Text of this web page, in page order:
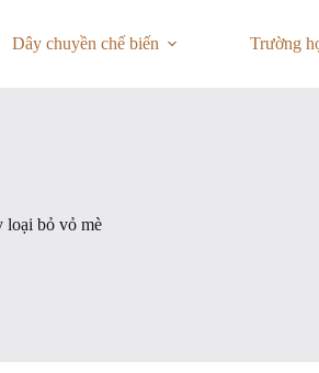
Dây chuyền chế biến Trường
loại bỏ vỏ mè